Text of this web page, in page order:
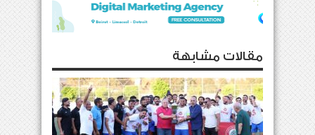
مقالات مشابهة